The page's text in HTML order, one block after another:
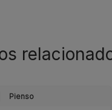
Pienso